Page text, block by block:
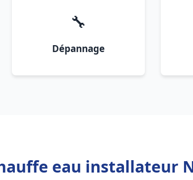
🔧
Dépannage
eau installateur